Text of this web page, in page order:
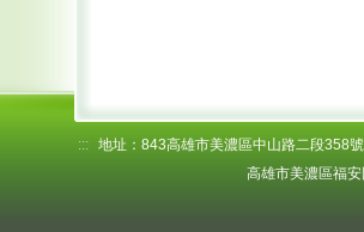
:::
地址：843高雄市美濃區中山路二段358
高雄市美濃區福